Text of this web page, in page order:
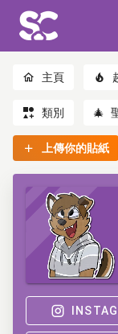
主頁
類別 🎄
上傳你的貼紙